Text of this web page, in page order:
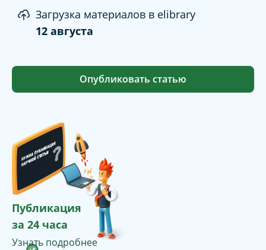
Загрузка материалов в elibrary
12 августа
Опубликовать статью
Публикация
за 24 часа
Узнать подробнее